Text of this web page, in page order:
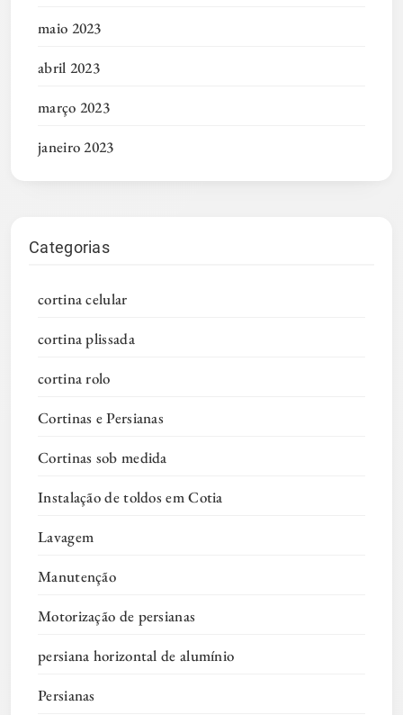
maio 2023
abril 2023
março 2023
janeiro 2023
Categorias
cortina celular
cortina plissada
cortina rolo
Cortinas e Persianas
Cortinas sob medida
Instalação de toldos em Cotia
Lavagem
Manutenção
Motorização de persianas
persiana horizontal de alumínio
Persianas